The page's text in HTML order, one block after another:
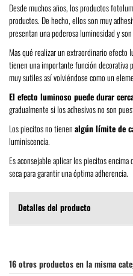
Desde muchos años, los productos
productos. De hecho, ellos son muy
presentan una poderosa luminosidad y
Mas qué realizar un extraordinario efecto
tienen una importante función decorativa
muy sutiles así volviéndose como un
El efecto luminoso puede durar
gradualmente si los adhesivos no son
Los piecitos no tienenalgún límite de
luminiscencia.
Es aconsejable aplicar los piecitos
seca para garantir una óptima adherencia.
Detalles del producto
16 otros productos en la misma